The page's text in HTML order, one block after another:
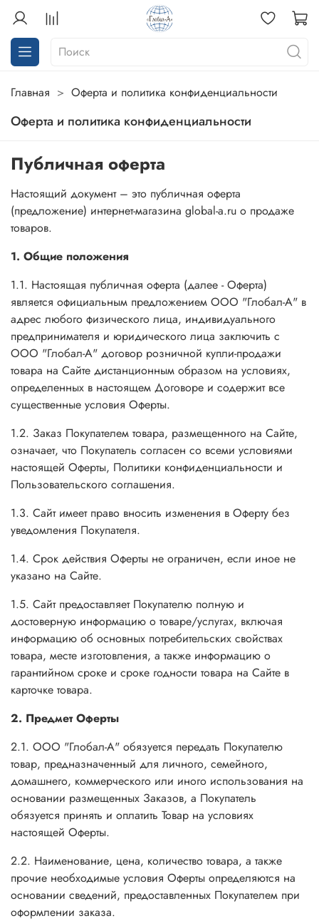
Главная Оферта и политика конфиденциальности
Оферта и политика конфиденциальности
Публичная оферта
Настоящий документ – это публичная оферта
(предложение) интернет-магазина global-a.ru о продаже
товаров.
1. Общие положения
1.1. Настоящая публичная оферта (далее - Оферта)
является официальным предложением ООО "Глобал-А" в
адрес любого физического лица, индивидуального
предпринимателя и юридического лица заключить с
ООО "Глобал-А" договор розничной купли-продажи
товара на Сайте дистанционным образом на условиях,
определенных в настоящем Договоре и содержит все
существенные условия Оферты.
1.2. Заказ Покупателем товара, размещенного на Сайте,
означает, что Покупатель согласен со всеми условиями
настоящей Оферты, Политики конфиденциальности и
Пользовательского соглашения.
1.3. Сайт имеет право вносить изменения в Оферту без
уведомления Покупателя.
1.4. Срок действия Оферты не ограничен, если иное не
указано на Сайте.
1.5. Сайт предоставляет Покупателю полную и
достоверную информацию о товаре/услугах, включая
информацию об основных потребительских свойствах
товара, месте изготовления, а также информацию о
гарантийном сроке и сроке годности товара на Сайте в
карточке товара.
2. Предмет Оферты
2.1. ООО "Глобал-А" обязуется передать Покупателю
товар, предназначенный для личного, семейного,
домашнего, коммерческого или иного использования на
основании размещенных Заказов, а Покупатель
обязуется принять и оплатить Товар на условиях
настоящей Оферты.
2.2. Наименование, цена, количество товара, а также
прочие необходимые условия Оферты определяются на
основании сведений, предоставленных Покупателем при
оформлении заказа.